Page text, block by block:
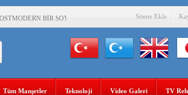
BİR SOYKIRIMDIR!
BİZİM KIRMIZI ÇİZGİMİZDİR!”
TEPKİLER SÜRÜYOR
Sitene Ekle
Tüm Manşetler Teknoloji Video Galeri TV